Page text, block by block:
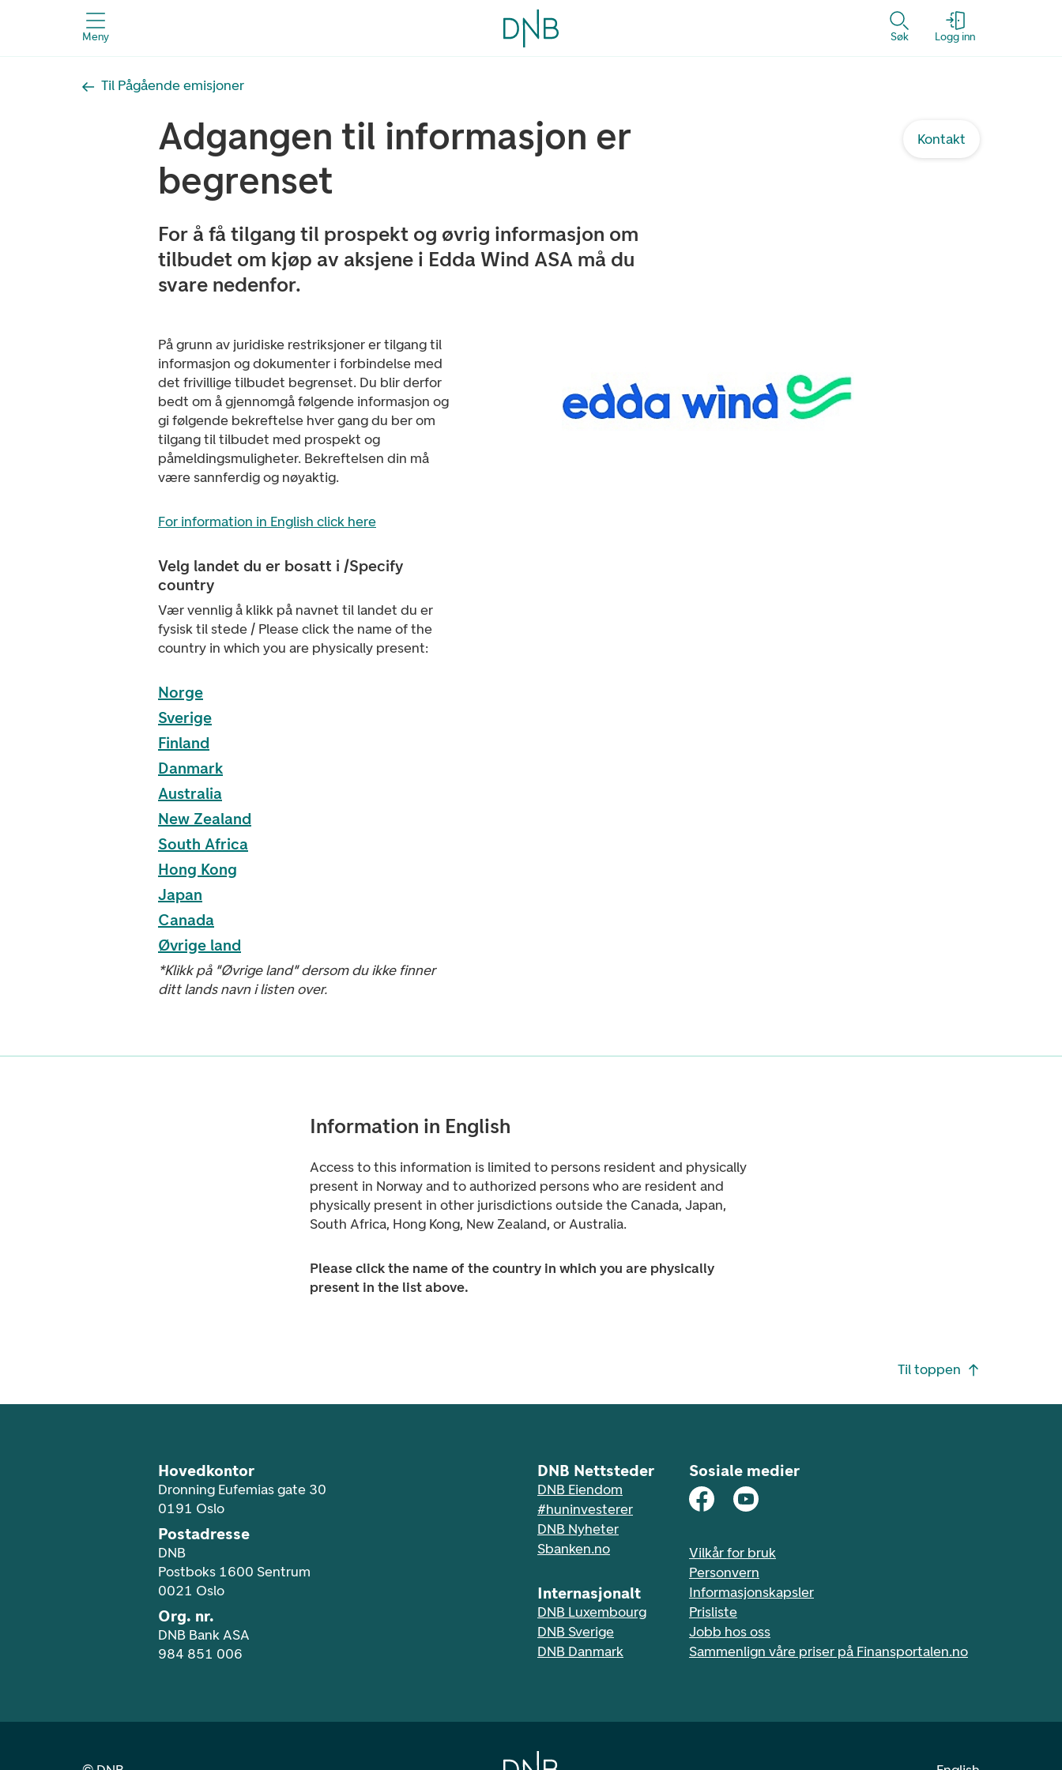
Meny Søk Logg inn
Til Pågående emisjoner
Kontakt
Adgangen til informasjon er
begrenset
For å få tilgang til prospekt og øvrig informasjon om
tilbudet om kjøp av aksjene i Edda Wind ASA må du
svare nedenfor.
På grunn av juridiske restriksjoner er tilgang til
informasjon og dokumenter i forbindelse med
det frivillige tilbudet begrenset. Du blir derfor
bedt om å gjennomgå følgende informasjon og
gi følgende bekreftelse hver gang du ber om
tilgang til tilbudet med prospekt og
påmeldingsmuligheter. Bekreftelsen din må
være sannferdig og nøyaktig.
For information in English click here
Velg landet du er bosatt i /Specify
country
Vær vennlig å klikk på navnet til landet du er
fysisk til stede / Please click the name of the
country in which you are physically present:
Norge
Sverige
Finland
Danmark
Australia
New Zealand
South Africa
Hong Kong
Japan
Canada
Øvrige land
*Klikk på "Øvrige land" dersom du ikke finner
ditt lands navn i listen over.
Information in English
Access to this information is limited to persons resident and physically
present in Norway and to authorized persons who are resident and
physically present in other jurisdictions outside the Canada, Japan,
South Africa, Hong Kong, New Zealand, or Australia.
Please click the name of the country in which you are physically
present in the list above.
Til toppen
Hovedkontor
Dronning Eufemias gate 30
0191 Oslo
Postadresse
DNB
Postboks 1600 Sentrum
0021 Oslo
Org. nr.
DNB Bank ASA
984 851 006
DNB Nettsteder
DNB Eiendom
#huninvesterer
DNB Nyheter
Sbanken.no
Internasjonalt
DNB Luxembourg
DNB Sverige
DNB Danmark
Sosiale medier
Vilkår for bruk
Personvern
Informasjonskapsler
Prisliste
Jobb hos oss
Sammenlign våre priser på Finansportalen.no